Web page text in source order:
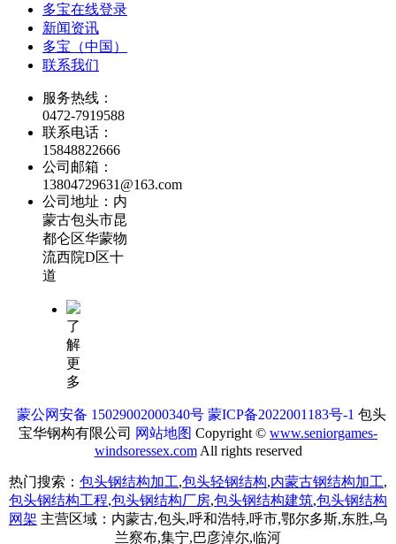
多宝在线登录
新闻资讯
多宝（中国）
联系我们
服务热线：
0472-7919588
联系电话：
15848822666
公司邮箱：
13804729631@163.com
公司地址：内
蒙古包头市昆
都仑区华蒙物
流西院D区十
道
了
解
更
多
蒙公网安备 15029002000340号 蒙ICP备2022001183号-1 包头
宝华钢构有限公司 网站地图 Copyright © www.seniorgames-
windsoressex.comAll rights reserved
热门搜索： 包头钢结构加工,包头轻钢结构,内蒙古钢结构加工,
包头钢结构工程,包头钢结构厂房,包头钢结构建筑,包头钢结构
网架 主营区域：内蒙古,包头,呼和浩特,呼市,鄂尔多斯,东胜,乌
兰察布,集宁,巴彦淖尔,临河